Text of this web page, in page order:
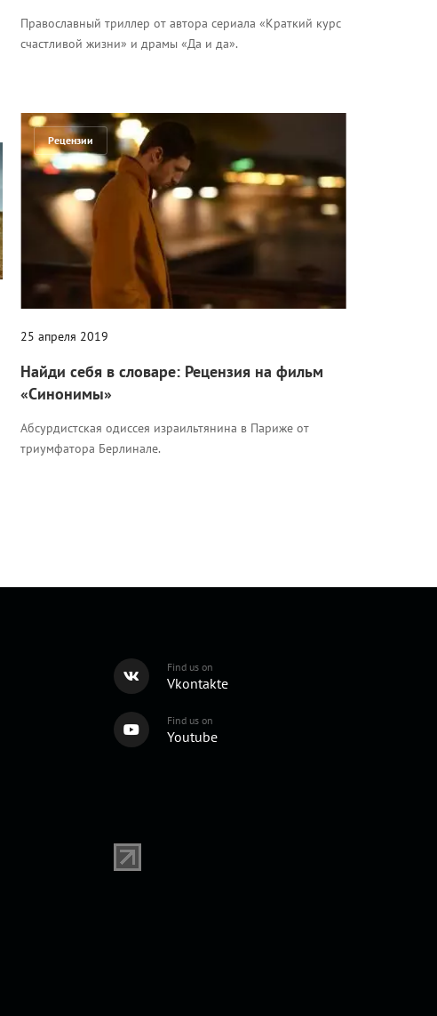
Православный триллер от автора сериала «Краткий курс
счастливой жизни» и драмы «Да и да».
Рецензии
25 апреля 2019
Найди себя в словаре: Рецензия на фильм
«Синонимы»
Абсурдистская одиссея израильтянина в Париже от
триумфатора Берлинале.
Find us on
Vkontakte
Find us on
Youtube